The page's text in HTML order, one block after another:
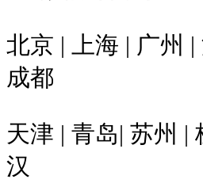
北京 | 上海 | 广州 |
成都
天津 | 青岛| 苏州 |
汉